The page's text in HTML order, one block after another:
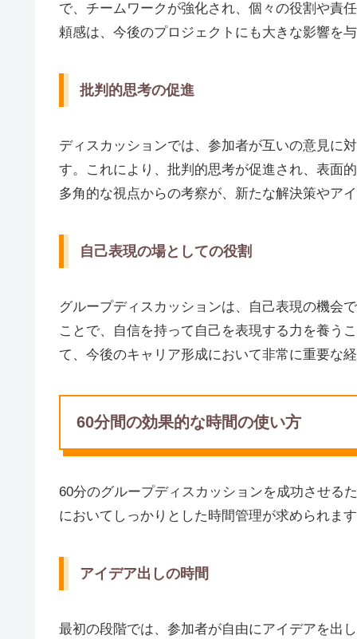
で、チームワークが強化され、個々の役割や責
頼感は、今後のプロジェクトにも大きな影響を
批判的思考の促進
ディスカッションでは、参加者が互いの意見に
す。これにより、批判的思考が促進され、表面
多角的な視点からの考察が、新たな解決策やア
自己表現の場としての役割
グループディスカッションは、自己表現の機会
ことで、自信を持って自己を表現する力を養う
て、今後のキャリア形成において非常に重要な
60分間の効果的な時間の使い方
60分のグループディスカッションを成功させる
においてしっかりとした時間管理が求められま
アイデア出しの時間
最初の段階では、参加者が自由にアイデアを出